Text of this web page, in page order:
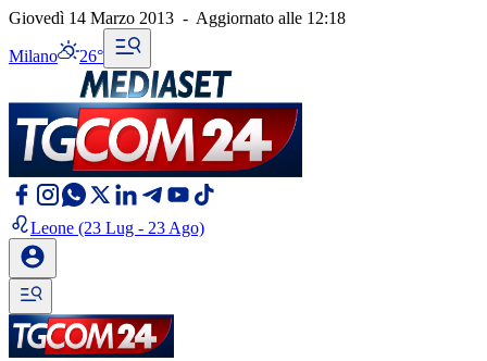
Giovedì 14 Marzo 2013 - Aggiornato alle 12:18
Milano 26°
Leone (23 Lug - 23 Ago)